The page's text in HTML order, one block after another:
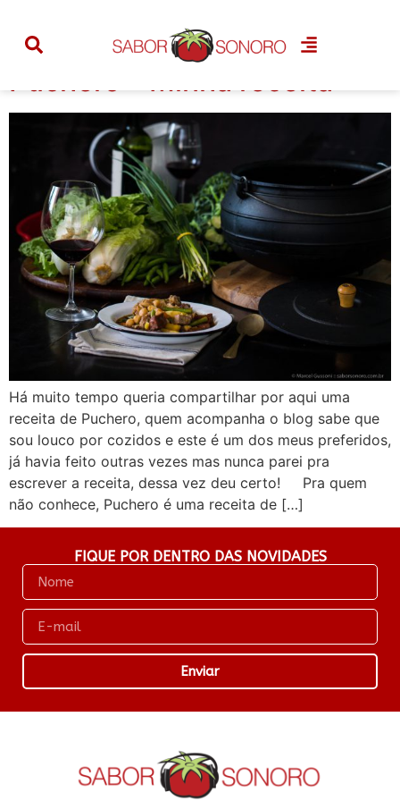
Tag: tradicional
Puchero – Minha receita
Há muito tempo queria compartilhar por aqui uma
receita de Puchero, quem acompanha o blog sabe que
sou louco por cozidos e este é um dos meus preferidos,
já havia feito outras vezes mas nunca parei pra
escrever a receita, dessa vez deu certo! Pra quem
não conhece, Puchero é uma receita de […]
FIQUE POR DENTRO DAS NOVIDADES
Enviar